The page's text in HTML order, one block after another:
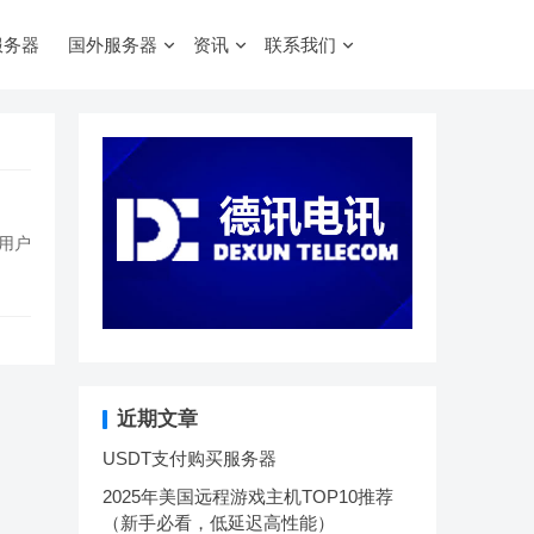
器 国外服务器 资讯 联系我们
户
近期文章
USDT支付购买服务器
2025年美国远程游戏主机TOP10推荐
（新手必看，低延迟高性能）